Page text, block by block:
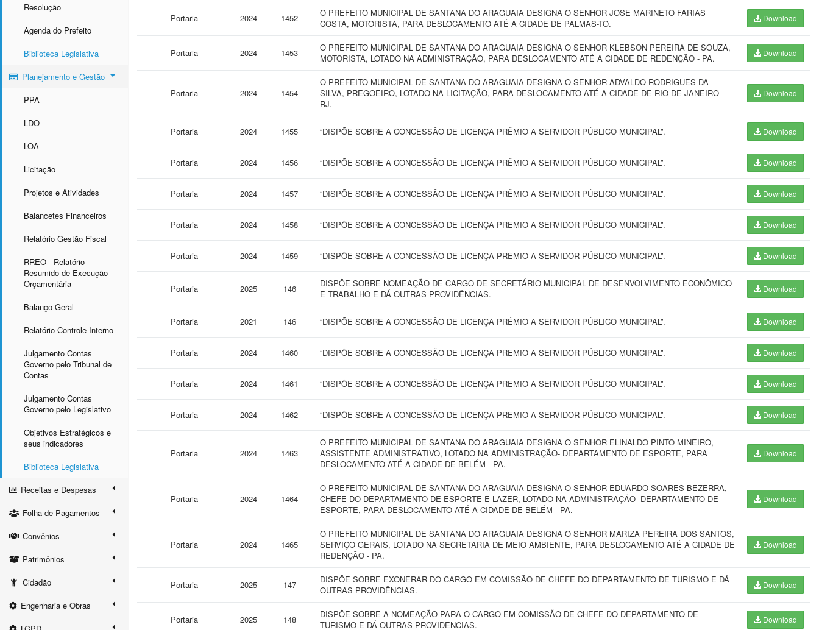
Resolução
Agenda do Prefeito
Biblioteca Legislativa
Planejamento e Gestão
PPA
LDO
LOA
Licitação
Projetos e Atividades
Balancetes Financeiros
Relatório Gestão Fiscal
RREO - Relatório
Resumido de Execução
Orçamentária
Balanço Geral
Relatório Controle Interno
Julgamento Contas
Governo pelo Tribunal de
Contas
Julgamento Contas
Governo pelo Legislativo
Objetivos Estratégicos e
seus indicadores
Biblioteca Legislativa
Receitas e Despesas
Folha de Pagamentos
Convênios
Patrimônios
Cidadão
Engenharia e Obras
Portaria 2024 1452
O PREFEITO MUNICIPAL DE SANTANA DO ARAGUAIA DESIGNA O SENHOR JOSE MARINETO FARIAS
COSTA, MOTORISTA, PARA DESLOCAMENTO ATÉ A CIDADE DE PALMAS-TO.
Download
Portaria 2024 1453
O PREFEITO MUNICIPAL DE SANTANA DO ARAGUAIA DESIGNA O SENHOR KLEBSON PEREIRA DE SOUZA,
MOTORISTA, LOTADO NA ADMINISTRAÇÃO, PARA DESLOCAMENTO ATÉ A CIDADE DE REDENÇÃO - PA.
Download
Portaria 2024 1454
O PREFEITO MUNICIPAL DE SANTANA DO ARAGUAIA DESIGNA O SENHOR ADVALDO RODRIGUES DA
SILVA, PREGOEIRO, LOTADO NA LICITAÇÃO, PARA DESLOCAMENTO ATÉ A CIDADE DE RIO DE JANEIRO-
RJ.
Download
Portaria 2024 1455 “DISPÕE SOBRE A CONCESSÃO DE LICENÇA PRÊMIO A SERVIDOR PÚBLICO MUNICIPAL”. Download
Portaria 2024 1456 “DISPÕE SOBRE A CONCESSÃO DE LICENÇA PRÊMIO A SERVIDOR PÚBLICO MUNICIPAL”. Download
Portaria 2024 1457 “DISPÕE SOBRE A CONCESSÃO DE LICENÇA PRÊMIO A SERVIDOR PÚBLICO MUNICIPAL”. Download
Portaria 2024 1458 “DISPÕE SOBRE A CONCESSÃO DE LICENÇA PRÊMIO A SERVIDOR PÚBLICO MUNICIPAL”. Download
Portaria 2024 1459 “DISPÕE SOBRE A CONCESSÃO DE LICENÇA PRÊMIO A SERVIDOR PÚBLICO MUNICIPAL”. Download
Portaria 2025 146
DISPÕE SOBRE NOMEAÇÃO DE CARGO DE SECRETÁRIO MUNICIPAL DE DESENVOLVIMENTO ECONÔMICO
E TRABALHO E DÁ OUTRAS PROVIDÊNCIAS.
Download
Portaria 2021 146 “DISPÕE SOBRE A CONCESSÃO DE LICENÇA PRÉMIO A SERVIDOR PÚBLICO MUNICIPAL”. Download
Portaria 2024 1460 “DISPÕE SOBRE A CONCESSÃO DE LICENÇA PRÊMIO A SERVIDOR PÚBLICO MUNICIPAL”. Download
Portaria 2024 1461 “DISPÕE SOBRE A CONCESSÃO DE LICENÇA PRÊMIO A SERVIDOR PÚBLICO MUNICIPAL”. Download
Portaria 2024 1462 “DISPÕE SOBRE A CONCESSÃO DE LICENÇA PRÊMIO A SERVIDOR PÚBLICO MUNICIPAL”. Download
Portaria 2024 1463
O PREFEITO MUNICIPAL DE SANTANA DO ARAGUAIA DESIGNA O SENHOR ELINALDO PINTO MINEIRO,
ASSISTENTE ADMINISTRATIVO, LOTADO NA ADMINISTRAÇÃO- DEPARTAMENTO DE ESPORTE, PARA
DESLOCAMENTO ATÉ A CIDADE DE BELÉM - PA.
Download
Portaria 2024 1464
O PREFEITO MUNICIPAL DE SANTANA DO ARAGUAIA DESIGNA O SENHOR EDUARDO SOARES BEZERRA,
CHEFE DO DEPARTAMENTO DE ESPORTE E LAZER, LOTADO NA ADMINISTRAÇÃO- DEPARTAMENTO DE
ESPORTE, PARA DESLOCAMENTO ATÉ A CIDADE DE BELÉM - PA.
Download
Portaria 2024 1465
O PREFEITO MUNICIPAL DE SANTANA DO ARAGUAIA DESIGNA O SENHOR MARIZA PEREIRA DOS SANTOS,
SERVIÇO GERAIS, LOTADO NA SECRETARIA DE MEIO AMBIENTE, PARA DESLOCAMENTO ATÉ A CIDADE DE
REDENÇÃO - PA.
Download
Portaria 2025 147
DISPÕE SOBRE EXONERAR DO CARGO EM COMISSÃO DE CHEFE DO DEPARTAMENTO DE TURISMO E DÁ
OUTRAS PROVIDÊNCIAS.
Download
Portaria 2025 148
DISPÕE SOBRE A NOMEAÇÃO PARA O CARGO EM COMISSÃO DE CHEFE DO DEPARTAMENTO DE
TURISMO E DÁ OUTRAS PROVIDÊNCIAS.
Download